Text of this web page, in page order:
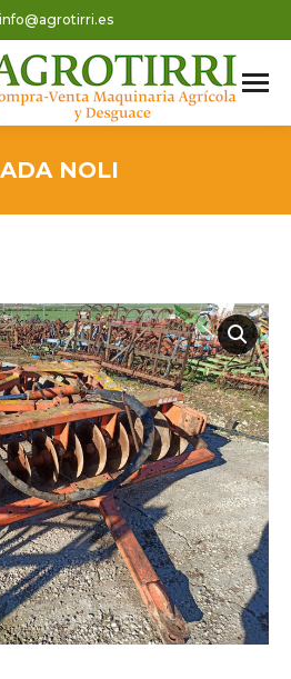
info@agrotirri.es
NOLI